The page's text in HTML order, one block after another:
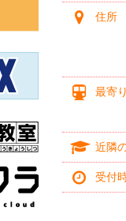
住所
最寄
近隣
受付